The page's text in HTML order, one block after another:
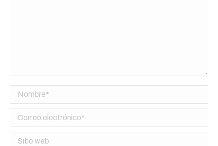
Nombre *
Correo electrónico *
Sitio web